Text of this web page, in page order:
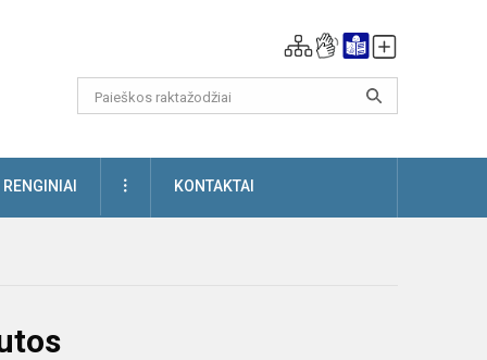
RENGINIAI DAUGIAUKONTAKTAI